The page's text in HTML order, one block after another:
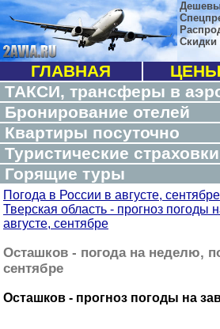
Скидки
ГЛАВНАЯ
ТАКСИ, трансферы в
Бронирование отелей
Квартиры посуточно
Туристические страховки
Горящие туры
Погода в России в августе,
Тверская область - прогноз погоды
августе, сентябре
Осташков - погода на неделю,
сентябре
Осташков - прогноз погоды на